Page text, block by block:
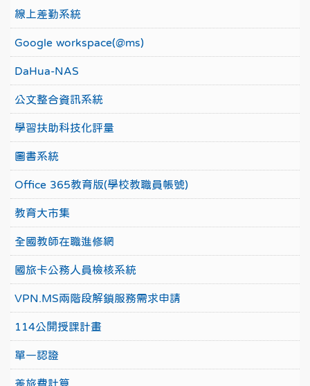
線上差勤系統
Google workspace(@ms)
DaHua-NAS
公文整合資訊系統
學習扶助科技化評量
圖書系統
Office 365教育版(學校教職員帳號)
教育大市集
全國教師在職進修網
國旅卡公務人員檢核系統
VPN.MS兩階段解鎖服務需求申請
114公開授課計畫
單一認證
差旅費計算